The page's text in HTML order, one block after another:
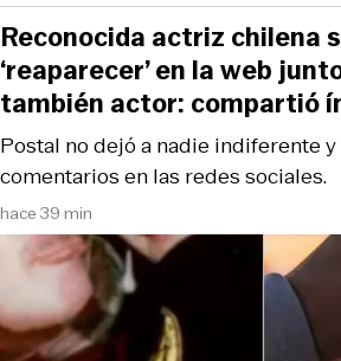
hace 39 min
Postal no dejó a nadie indiferente
comentarios en las redes sociales.
Reconocida actriz chilena
‘reaparecer’ en la web
también actor: compartió